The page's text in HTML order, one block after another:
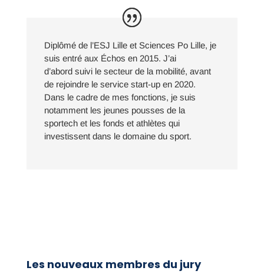
Diplômé de l’ESJ Lille et Sciences Po Lille, je
suis entré aux Échos en 2015. J’ai
d’abord suivi le secteur de la mobilité, avant
de rejoindre le service start-up en 2020.
Dans le cadre de mes fonctions, je suis
notamment les jeunes pousses de la
sportech et les fonds et athlètes qui
investissent dans le domaine du sport.
Les nouveaux membres du jury